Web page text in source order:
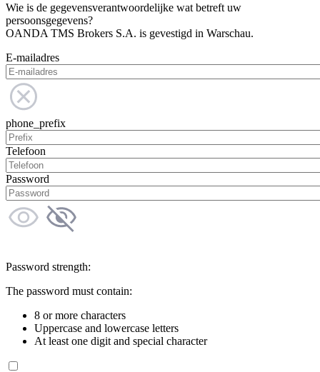
Wie is de gegevensverantwoordelijke wat betreft uw
persoonsgegevens?
OANDA TMS Brokers S.A. is gevestigd in Warschau.
E-mailadres
phone_prefix
Telefoon
Password
Password strength:
The password must contain:
8 or more characters
Uppercase and lowercase letters
At least one digit and special character